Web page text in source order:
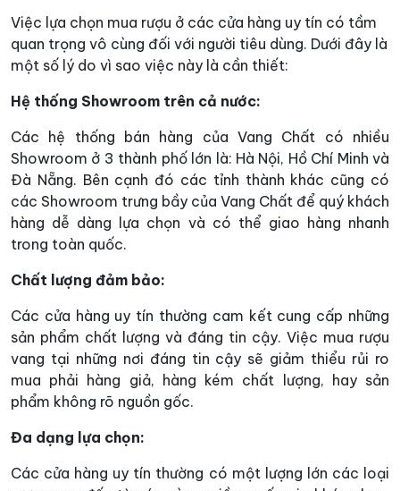
Việc lựa chọn mua rượu ở các cửa hàng uy tín có tầm
quan trọng vô cùng đối với người tiêu dùng. Dưới đây là
một số lý do vì sao việc này là cần thiết:
Hệ thống Showroom trên cả nước:
Các hệ thống bán hàng của Vang Chất có nhiều
Showroom ở 3 thành phố lớn là: Hà Nội, Hồ Chí Minh và
Đà Nẵng. Bên cạnh đó các tỉnh thành khác cũng có
các Showroom trưng bầy của Vang Chất để quý khách
hàng dễ dàng lựa chọn và có thể giao hàng nhanh
trong toàn quốc.
Chất lượng đảm bảo:
Các cửa hàng uy tín thường cam kết cung cấp những
sản phẩm chất lượng và đáng tin cậy. Việc mua rượu
vang tại những nơi đáng tin cậy sẽ giảm thiểu rủi ro
mua phải hàng giả, hàng kém chất lượng, hay sản
phẩm không rõ nguồn gốc.
Đa dạng lựa chọn:
Các cửa hàng uy tín thường có một lượng lớn các loại